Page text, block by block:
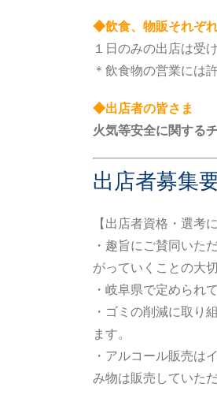
◆飲食、物販それぞ
１日のみの出店は受
＊飲食物の営業には
◆出店者の皆さま
火気等安全に関する
出店者募集
【出店者資格・選考
・趣旨にご賛同いた
がっていくことの大
・岐阜県で定められ
・ゴミの削減に取り
ます。
・アルコール販売は
み物は販売していただ